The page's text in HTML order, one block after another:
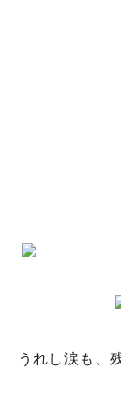
うれし涙も、